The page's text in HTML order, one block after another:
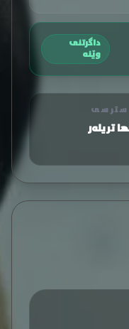
داگرتنی
وێنە
تریلەر